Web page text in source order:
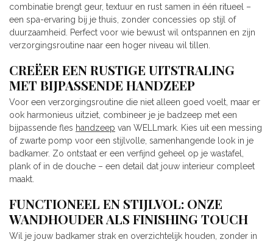
combinatie brengt geur, textuur en rust samen in één ritueel –
een spa-ervaring bij je thuis, zonder concessies op stijl of
duurzaamheid. Perfect voor wie bewust wil ontspannen en zijn
verzorgingsroutine naar een hoger niveau wil tillen.
CREËER EEN RUSTIGE UITSTRALING
MET BIJPASSENDE HANDZEEP
Voor een verzorgingsroutine die niet alleen goed voelt, maar er
ook harmonieus uitziet, combineer je je badzeep met een
bijpassende fles handzeep van WELLmark. Kies uit een messing
of zwarte pomp voor een stijlvolle, samenhangende look in je
badkamer. Zo ontstaat er een verfijnd geheel op je wastafel,
plank of in de douche – een detail dat jouw interieur compleet
maakt.
FUNCTIONEEL EN STIJLVOL: ONZE
WANDHOUDER ALS FINISHING TOUCH
Wil je jouw badkamer strak en overzichtelijk houden, zonder in